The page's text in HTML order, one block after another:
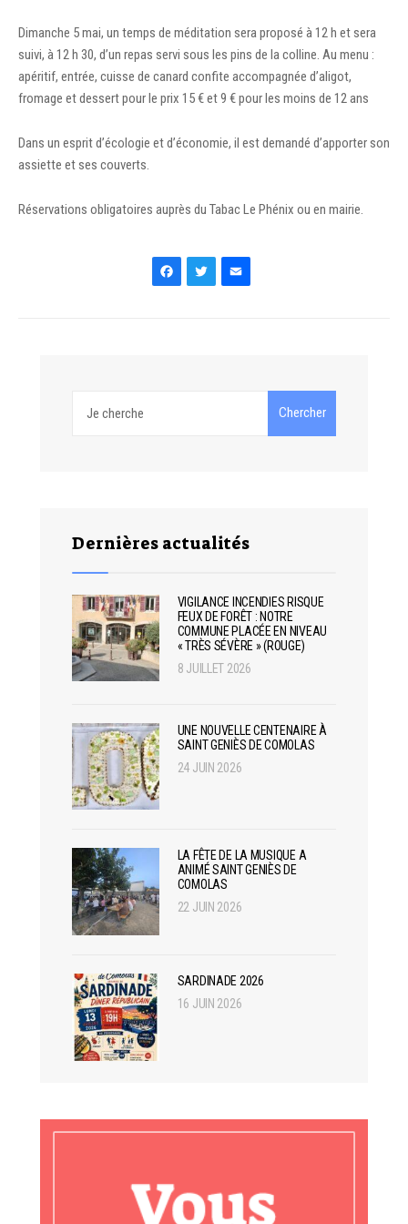
Dimanche 5 mai, un temps de méditation sera proposé à 12 h et sera
suivi, à 12 h 30, d’un repas servi sous les pins de la colline. Au menu :
apéritif, entrée, cuisse de canard confite accompagnée d’aligot,
fromage et dessert pour le prix 15 € et 9 € pour les moins de 12 ans
Dans un esprit d’écologie et d’économie, il est demandé d’apporter son
assiette et ses couverts.
Réservations obligatoires auprès du Tabac Le Phénix ou en mairie.
Facebook
Twitter
for:
Chercher
Dernières actualités
VIGILANCE INCENDIES RISQUE
FEUX DE FORÊT : NOTRE
COMMUNE PLACÉE EN NIVEAU
« TRÈS SÉVÈRE » (ROUGE)
8 JUILLET 2026
UNE NOUVELLE CENTENAIRE À
SAINT GENIÈS DE COMOLAS
24 JUIN 2026
LA FÊTE DE LA MUSIQUE A
ANIMÉ SAINT GENIÈS DE
COMOLAS
22 JUIN 2026
SARDINADE 2026
16 JUIN 2026